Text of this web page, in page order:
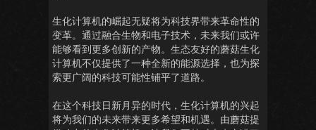
生化计算机的崛起无疑将为科技界带来革命性的
变革。通过融合生物和电子技术，未来我们或许
能够看到更多创新的产物。生态友好的蘑菇生化
计算机不仅提供了一种全新的能源选择，也为探
索更广阔的科技可能性铺平了道路。
在这个科技日新月异的时代，生化计算机的兴起
将为我们的未来带来更多希望和机遇。由蘑菇提